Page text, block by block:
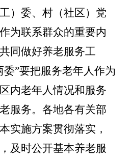
）委、村（社区）党
为联系群众的重要内
同做好养老服务工
委”要把服务老年人作为
内老年人情况和服务
服务。各地各有关部
实施方案贯彻落实，
及时公开基本养老服